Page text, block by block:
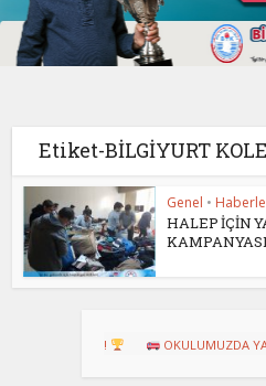
Etiket-BİLGİYURT
Genel •
HALEP İÇİN
KAMPANYASI
OKULUMUZDA YANGIN